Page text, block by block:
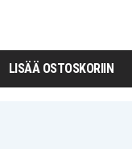
LISÄÄ OSTOSKORIIN